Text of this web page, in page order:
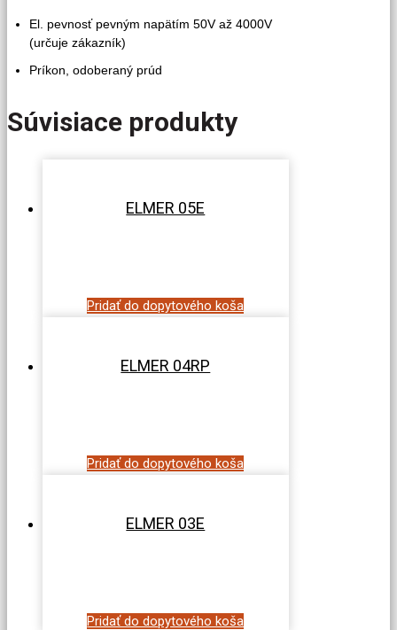
El. pevnosť pevným napätím 50V až 4000V
(určuje zákazník)
Príkon, odoberaný prúd
Súvisiace produkty
ELMER 05E
Pridať do dopytového koša
ELMER 04RP
Pridať do dopytového koša
ELMER 03E
Pridať do dopytového koša